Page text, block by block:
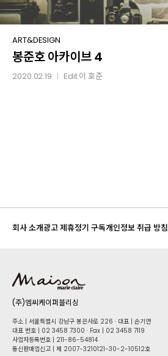
봉준호
아카이브
4
ART&DESIGN
봉준호 아카이브 4
2020.02.19 Edit이 호준
회사 소개광고 제휴정기 구독개인정보 취급 방침
(주)엠씨케이퍼블리싱
주소 | 서울특별시 강남구 봉은사로 226 · 대표 | 손기연
대표 번호 | 02 34​58 7300 · Fax | 02 34​58 7119
사업자등록번호 | 211-86-5​4814
통신판매업신고 | 제 2007-3210121-30-2-10512호